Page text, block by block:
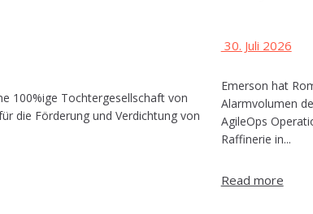
100%ige Tochtergesellschaft von
die Förderung und Verdichtung von
30. Juli 2026
Emerson hat
Alarmvolumen
AgileOps
Raffinerie in...
Read more